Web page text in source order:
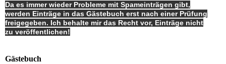
Da es immer wieder Probleme mit Spameinträgen gibt,
werden Einträge in das Gästebuch erst nach einer Prüfung
freigegeben. Ich behalte mir das Recht vor, Einträge nicht
zu veröffentlichen!
Gästebuch